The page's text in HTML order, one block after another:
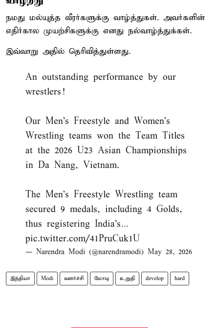
நமது மல்யுத்த வீரர்களுக்கு வாழ்த்துகள். அவர்களின்
எதிர்கால முயற்சிகளுக்கு எனது நல்வாழ்த்துக்கள்.
இவ்வாறு அதில் தெரிவித்துள்ளது.
An outstanding performance by our
wrestlers!
Our Men’s Freestyle and Women’s
Wrestling teams won the Team Titles
at the 2026 U23 Asian Championships
in Da Nang, Vietnam.
The Men’s Freestyle Wrestling team
secured 9 medals, including 4 Golds,
thus registering India’s…
pic.twitter.com/41PruCuk1U
— Narendra Modi (@narendramodi) May 28, 2026
இந்தியா Modi வளர்ச்சி மோடி உறுதி develop hard